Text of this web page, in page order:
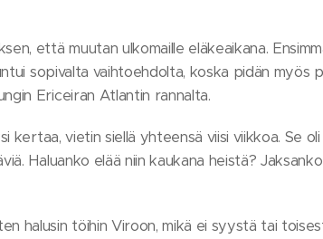
että muutan ulkomaille eläkeaikana.
sopivalta vaihtoehdolta, koska pidän myös
Ericeiran Atlantin rannalta.
kertaa, vietin siellä yhteensä viisi viikkoa. Se
Haluanko elää niin kaukana heistä?
halusin töihin Viroon, mikä ei syystä tai